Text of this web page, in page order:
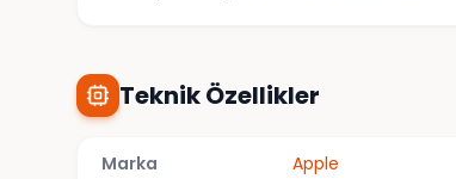
Teknik Özellikler
Marka Apple